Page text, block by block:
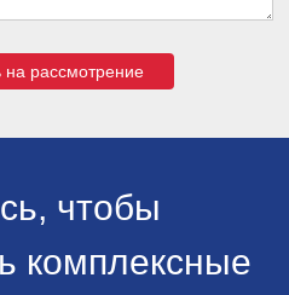
на рассмотрение
чтобы
комплексные